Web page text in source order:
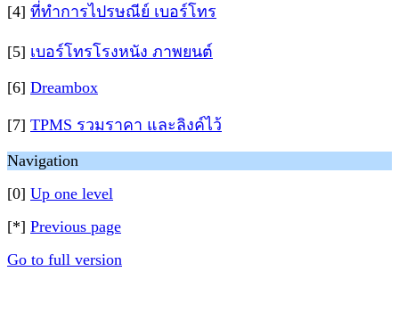
[4] ที่ทำการไปรษณีย์ เบอร์โทร
[5] เบอร์โทรโรงหนัง ภาพยนต์
[6] Dreambox
[7] TPMS รวมราคา และลิงค์ไว้
Navigation
[0] Up one level
[*] Previous page
Go to full version